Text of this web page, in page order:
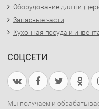
Оборудование для
Запасные части
Кухонная посуда и
СОЦСЕТИ
Мы получаем и